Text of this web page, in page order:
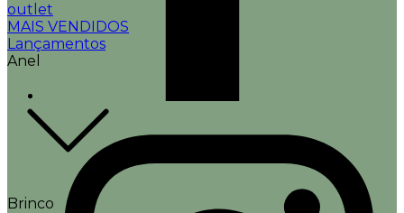
outlet
MAIS VENDIDOS
Lançamentos
Anel
Brinco